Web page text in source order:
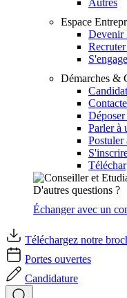
Autres
Espace
Devenir
Démarches &
Parler à
Postuler
D'autres questions ?
Échanger avec un
Téléchargez notre
Portes ouvertes
Candidature